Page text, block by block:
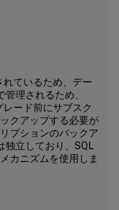
ているため、デー
管理されるため、
ード前にサブスク
クアップする必要が
プションのバックア
独立しており、SQL
カニズムを使用しま